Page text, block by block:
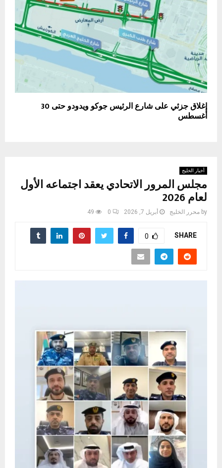
إغلاق جزئي على شارع الرئيس جوكو ويدودو حتى 30
أغسطس
أخبار الخليج
مجلس المرور الاتحادي يعقد اجتماعه الأول
لعام 2026
by محرر الخليج أبريل 7, 2026 0
49
SHARE
0